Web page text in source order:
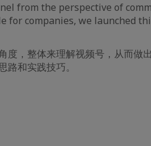
from the perspective of
for companies, we launched
，整体来理解视频号，从而做
和实践技巧。